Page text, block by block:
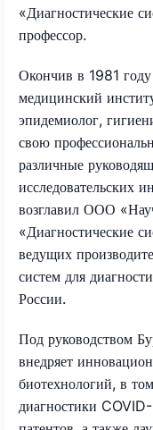
«Диагностические
профессор.
Окончив в 1981 году
медицинский
эпидемиолог,
свою
различные
исследовательских
возглавил ООО
«Диагностические
ведущих
систем для
России.
Под руководством
внедряет
биотехнологий, в
диагностики